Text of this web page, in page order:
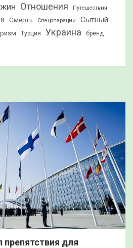
Отношения Путешествия
Смерть Спецоперации
Сытный
Турция Украина бренд
препятствия для